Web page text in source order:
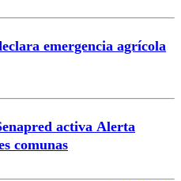
emergencia agrícola
activa Alerta
comunas